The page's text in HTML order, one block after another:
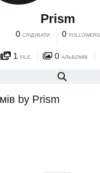
Prism
0 СЛІДУВАТИ 0 FOLLOWERS
1 FILE 0 АЛЬБОМІВ
by Prism